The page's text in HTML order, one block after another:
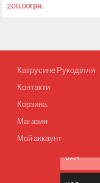
200.00грн.
Катрусине Рукоділля
Контакти
Корзина
Магазин
Мой аккаунт
UAH